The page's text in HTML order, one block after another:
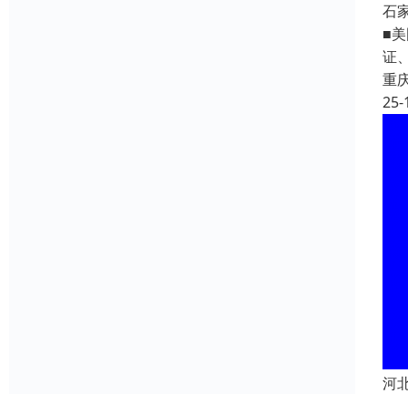
石
■
证
重
25-
河